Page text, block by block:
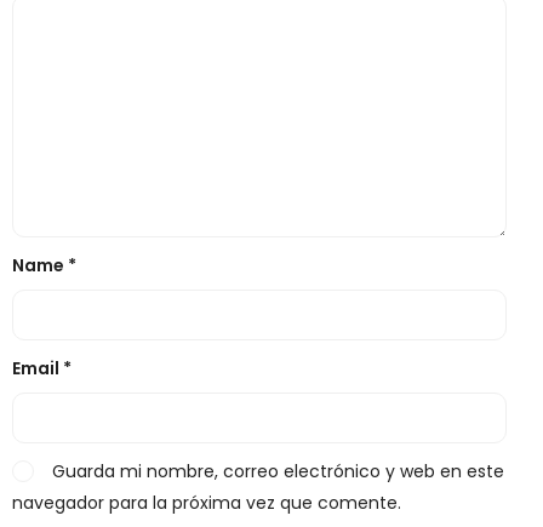
Name *
Email *
Guarda mi nombre, correo electrónico y web en este
navegador para la próxima vez que comente.